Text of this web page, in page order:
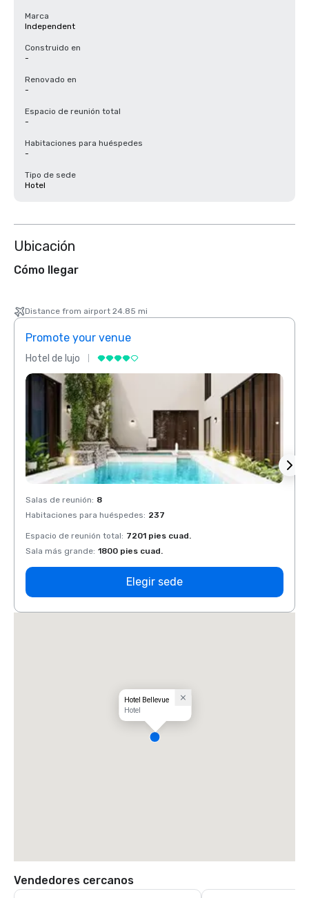
Marca
Independent
Construido en
-
Renovado en
-
Espacio de reunión total
-
Habitaciones para huéspedes
-
Tipo de sede
Hotel
Ubicación
Cómo llegar
Distance from airport 24.85 mi
Promote your venue
Hotel de lujo
Salas de reunión: 8
Habitaciones para huéspedes: 237
Espacio de reunión total: 7201 pies cuad.
Sala más grande: 1800 pies cuad.
Elegir sede
Hotel Bellevue
Hotel
Vendedores cercanos